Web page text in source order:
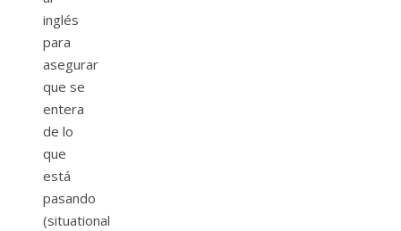
inglés
para
asegurar
que se
entera
de lo
que
está
pasando
(situational